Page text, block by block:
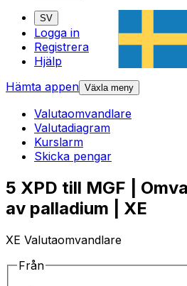
SV
Logga in
Registrera
Hjälp
Hämta appen Växla meny
Valutaomvandlare
Valutadiagram
Kurslarm
Skicka pengar
5 XPD till MGF |
av palladium | XE
XE Valutaomvandlare
Från